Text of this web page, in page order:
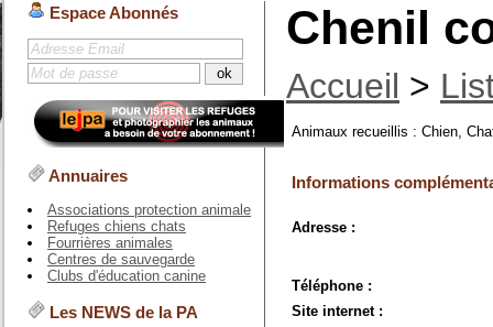
Espace Abonnés
Annuaires
Associations protection animale
Refuges chiens chats
Fourrières animales
Centres de sauvegarde
Clubs d'éducation canine
Les NEWS de la PA
Chenil
Accueil >
Animaux recueillis : Chien,
Informations
Adresse :
Téléphone :
Site internet :